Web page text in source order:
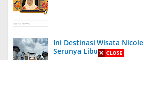
Ini Destinasi Wisata
Serunya Liburan